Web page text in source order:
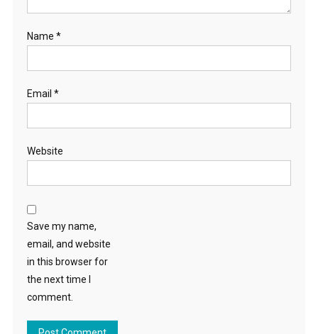
Name *
Email *
Website
Save my name,
email, and website
in this browser for
the next time I
comment.